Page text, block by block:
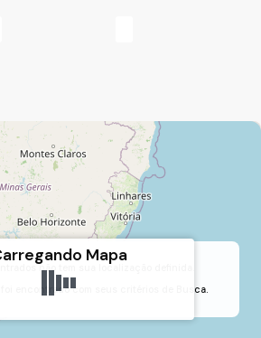
São Paulo, Brasil
Mapa
não tem sua localização definida.
encontrado com seus critérios de Busca.